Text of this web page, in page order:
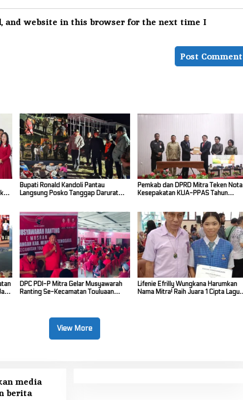
and website in this browser for the next time I
Bupati Ronald Kandoli Pantau
Langsung Posko Tanggap Darurat
Pemkab dan DPRD Mitra Teken Nota
Kesepakatan KUA-PPAS Tahun
DPC PDI-P Mitra Gelar Musyawarah
Ranting Se-Kecamatan Touluaan
Lifenie Efrilly Wungkana Harumkan
Nama Mitra! Raih Juara 1 Cipta Lagu
View More
media
berita